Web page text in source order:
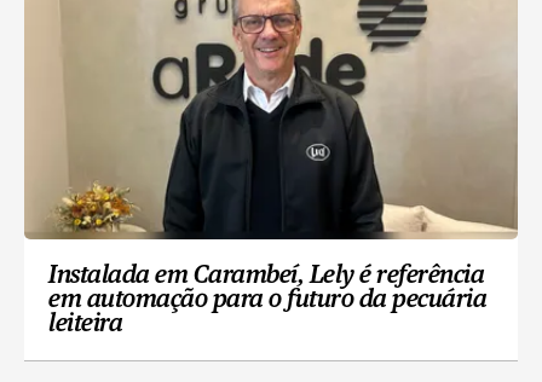
Instalada em Carambeí, Lely é referência
em automação para o futuro da pecuária
leiteira